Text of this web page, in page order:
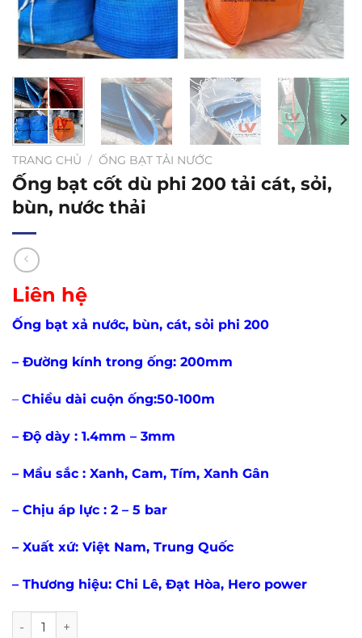
TRANG CHỦ / ỐNG BẠT TẢI NƯỚC
Ống bạt cốt dù phi 200 tải cát, sỏi,
bùn, nước thải
Liên hệ
Ống bạt xả nước, bùn, cát, sỏi phi 200
– Đường kính trong ống: 200mm
– Chiều dài cuộn ống:50-100m
– Độ dày : 1.4mm – 3mm
– Mầu sắc : Xanh, Cam, Tím, Xanh Gân
– Chịu áp lực : 2 – 5 bar
– Xuất xứ: Việt Nam, Trung Quốc
– Thương hiệu: Chi Lê, Đạt Hòa, Hero power
Ống bạt cốt dù phi 200 tải cát, sỏi, bùn, nước thải số lượng